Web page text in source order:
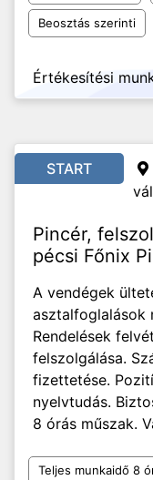
Beosztás szerinti
Értékesítési
START
Pincér,
pécsi Főnix
A vendégek
asztalfoglalások
Rendelések
felszolgálása.
fizettetése.
nyelvtudás.
8 órás műszak.
Teljes munkaidő 8